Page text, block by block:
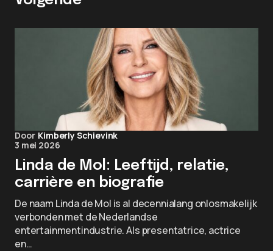
Door Kimberly Schievink
3 mei 2026
Linda de Mol: Leeftijd, relatie,
carrière en biografie
De naam Linda de Mol is al decennialang onlosmakelijk
verbonden met de Nederlandse
entertainmentindustrie. Als presentatrice, actrice
en…